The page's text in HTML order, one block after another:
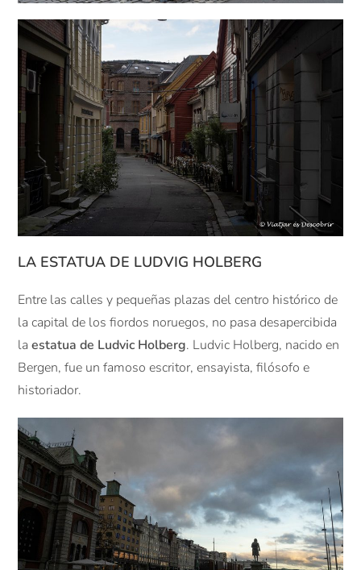
LA ESTATUA DE LUDVIG HOLBERG
Entre las calles y pequeñas plazas del centro histórico de
la capital de los fiordos noruegos, no pasa desapercibida
laestatua de Ludvic Holberg. Ludvic Holberg, nacido en
Bergen, fue un famoso escritor, ensayista, filósofo e
historiador.